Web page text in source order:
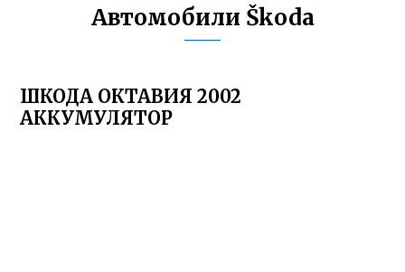
Автомобили Škoda
ШКОДА ОКТАВИЯ 2002
АККУМУЛЯТОР